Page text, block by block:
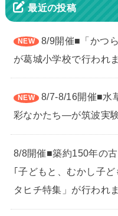
最近の投稿
8/9開催■「かつ
が葛城小学校で行われ
8/7-8/16開催■水
彩なかたち―が筑波実
8/8開催■築約150年の
｢子どもと、むかし子
タヒチ特集」が行われ